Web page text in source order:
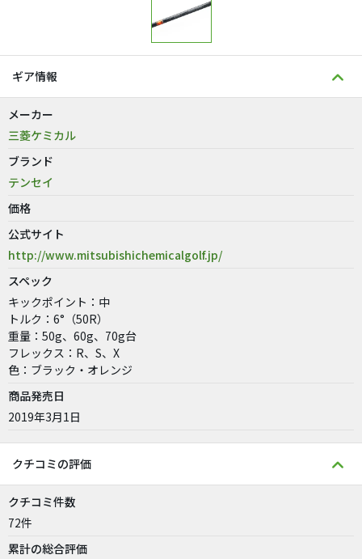
ギア情報
メーカー
三菱ケミカル
ブランド
テンセイ
価格
公式サイト
http://www.mitsubishichemicalgolf.jp/
スペック
キックポイント：中
トルク：6°（50R）
重量：50g、60g、70g台
フレックス：R、S、X
色：ブラック・オレンジ
商品発売日
2019年3月1日
クチコミの評価
クチコミ件数
72件
累計の総合評価